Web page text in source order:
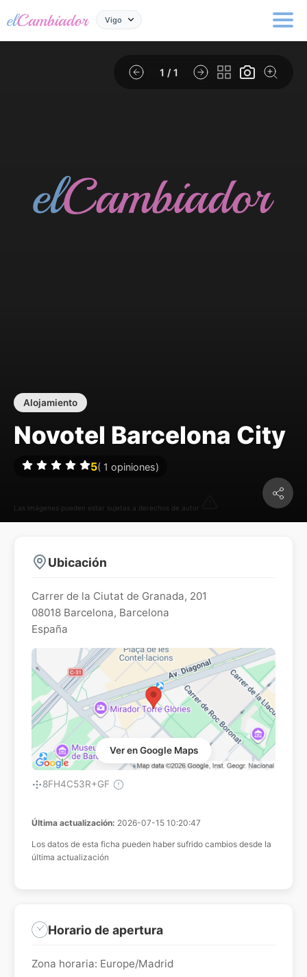
Vigo
1 / 1
Las imágenes pueden estar sujetas a derechos de autor
Alojamiento
Novotel Barcelona City
5( 1 opiniones)
Ubicación
Carrer de la Ciutat de Granada, 201
08018 Barcelona, Barcelona
España
Ver en Google Maps
8FH4C53R+GF
Última actualización: 2026-07-15 10:20:47
Los datos de esta ficha pueden haber sufrido cambios desde la
última actualización
Horario de apertura
Zona horaria: Europe/Madrid